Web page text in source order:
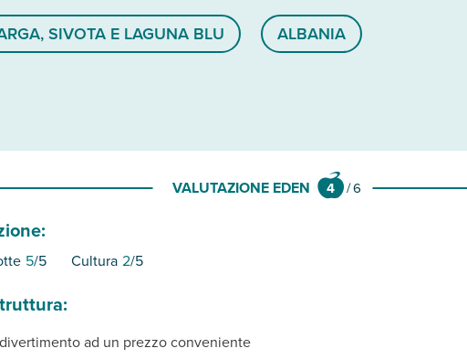
SIVOTA E LAGUNA BLU ALBANIA
VALUTAZIONE EDEN 4 /6
5/5 Cultura 2/5
ad un prezzo conveniente